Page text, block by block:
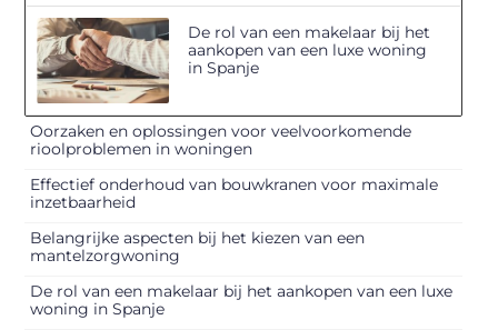
De rol van een makelaar bij het
aankopen van een luxe woning
in Spanje
Oorzaken en oplossingen voor veelvoorkomende
rioolproblemen in woningen
Effectief onderhoud van bouwkranen voor maximale
inzetbaarheid
Belangrijke aspecten bij het kiezen van een
mantelzorgwoning
De rol van een makelaar bij het aankopen van een luxe
woning in Spanje